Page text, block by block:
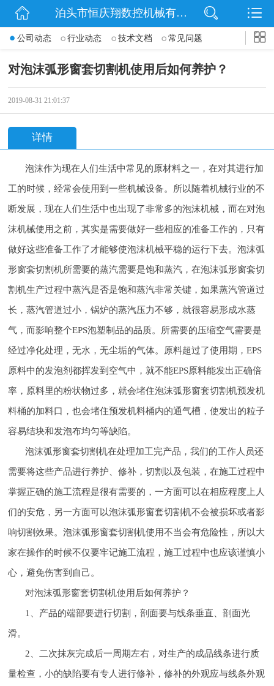
网站首页
动态
泊头市恒庆翔数控机械有限公司
公司动态 行业动态 技术文档 常见问题
对泡沫弧形窗套切割机使用后如何养护？
2019-08-31 21:01:37
详情
泡沫作为现在人们生活中常见的原材料之一，在对其进行加
工的时候，经常会使用到一些机械设备。所以随着机械行业的不
断发展，现在人们生活中也出现了非常多的泡沫机械，而在对泡
沫机械使用之前，其实是需要做好一些相应的准备工作的，只有
做好这些准备工作了才能够使泡沫机械平稳的运行下去。泡沫弧
形窗套切割机所需要的蒸汽需要是饱和蒸汽，在泡沫弧形窗套切
割机生产过程中蒸汽是否是饱和蒸汽非常关键，如果蒸汽管道过
长，蒸汽管道过小，锅炉的蒸汽压力不够，就很容易形成水蒸
气，而影响整个EPS泡塑制品的品质。所需要的压缩空气需要是
经过净化处理，无水，无尘垢的气体。原料超过了使用期，EPS
原料中的发泡剂都挥发到空气中，就不能EPS原料能发出正确倍
率，原料里的粉状物过多，就会堵住泡沫弧形窗套切割机预发机
料桶的加料口，也会堵住预发机料桶内的通气槽，使发出的粒子
容易结块和发泡布均匀等缺陷。
泡沫弧形窗套切割机在处理加工完产品，我们的工作人员还
需要将这些产品进行养护、修补，切割以及包装，在施工过程中
掌握正确的施工流程是很有需要的，一方面可以在相应程度上人
们的安危，另一方面可以泡沫弧形窗套切割机不会被损坏或者影
响切割效果。泡沫弧形窗套切割机使用不当会有危险性，所以大
家在操作的时候不仅要牢记施工流程，施工过程中也应该谨慎小
心，避免伤害到自己。
对泡沫弧形窗套切割机使用后如何养护？
1、产品的端部要进行切割，剖面要与线条垂直、剖面光
滑。
2、二次抹灰完成后一周期左右，对生产的成品线条进行质
量检查，小的缺陷要有专人进行修补，修补的外观应与线条外观